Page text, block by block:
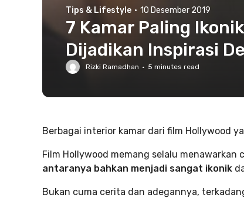
Tips & Lifestyle · 10 Desember 2019
7 Kamar Paling
Dijadikan Inspirasi
Rizki Ramadhan · 5 minutes read
Berbagai interior kamar dari film Hollywood
Film Hollywood memang selalu
antaranya bahkan menjadi sangat ikonik
Bukan cuma cerita dan adegannya,